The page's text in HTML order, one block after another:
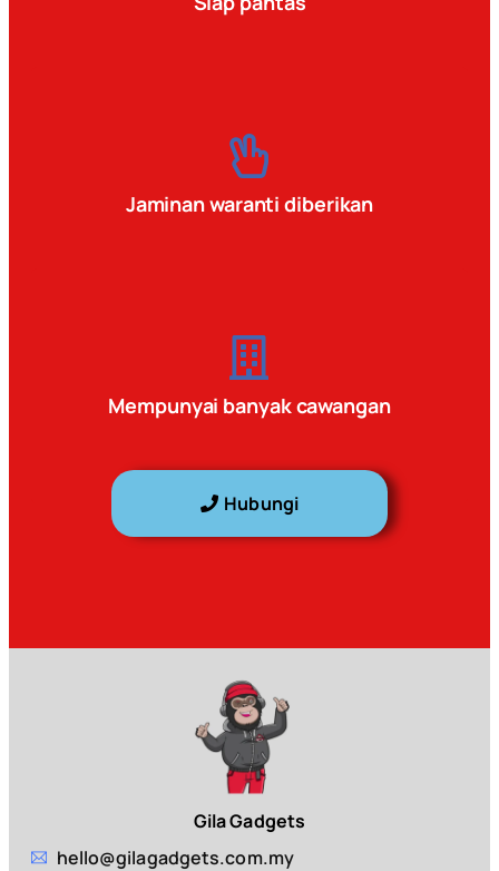
Jaminan waranti diberikan
Mempunyai banyak cawangan
Hubungi
Gila Gadgets
hello@gilagadgets.com.my